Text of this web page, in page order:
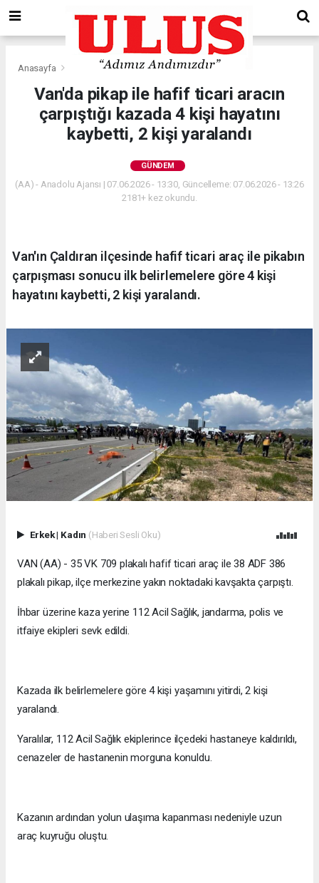
Anasayfa Gündem
Van'da pikap ile hafif ticari aracın
çarpıştığı kazada 4 kişi hayatını
kaybetti, 2 kişi yaralandı
GÜNDEM
(AA) - Anadolu Ajansı | 07.06.2026 - 13:30, Güncelleme: 07.06.2026 - 13:26
2181+ kez okundu.
Van'ın Çaldıran ilçesinde hafif ticari araç ile pikabın
çarpışması sonucu ilk belirlemelere göre 4 kişi
hayatını kaybetti, 2 kişi yaralandı.
Erkek| Kadın (Haberi Sesli Oku)
VAN (AA) - 35 VK 709 plakalı hafif ticari araç ile 38 ADF 386
plakalı pikap, ilçe merkezine yakın noktadaki kavşakta çarpıştı.
İhbar üzerine kaza yerine 112 Acil Sağlık, jandarma, polis ve
itfaiye ekipleri sevk edildi.
Kazada ilk belirlemelere göre 4 kişi yaşamını yitirdi, 2 kişi
yaralandı.
Yaralılar, 112 Acil Sağlık ekiplerince ilçedeki hastaneye kaldırıldı,
cenazeler de hastanenin morguna konuldu.
Kazanın ardından yolun ulaşıma kapanması nedeniyle uzun
araç kuyruğu oluştu.